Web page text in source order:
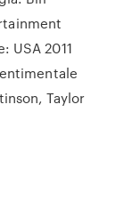
USA 2011
Taylor